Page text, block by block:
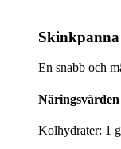
Skinkpanna
En snabb och
Näringsvärden
Kolhydrater: 1